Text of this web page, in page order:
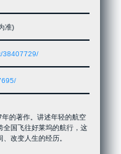
准)
38407729/
全国飞往好莱坞的航行，这
改变人生的经历。